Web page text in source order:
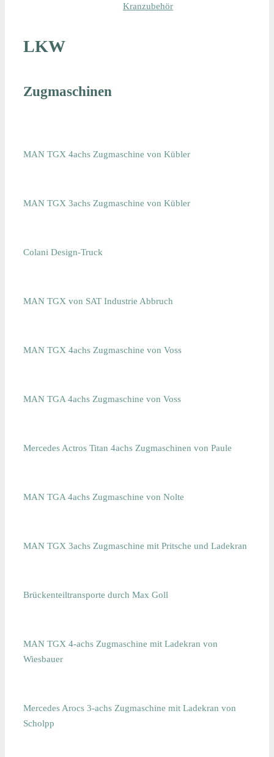
Kranzubehör
LKW
Zugmaschinen
MAN TGX 4achs Zugmaschine von Kübler
MAN TGX 3achs Zugmaschine von Kübler
Colani Design-Truck
MAN TGX von SAT Industrie Abbruch
MAN TGX 4achs Zugmaschine von Voss
MAN TGA 4achs Zugmaschine von Voss
Mercedes Actros Titan 4achs Zugmaschinen von Paule
MAN TGA 4achs Zugmaschine von Nolte
MAN TGX 3achs Zugmaschine mit Pritsche und Ladekran
Brückenteiltransporte durch Max Goll
MAN TGX 4-achs Zugmaschine mit Ladekran von
Wiesbauer
Mercedes Arocs 3-achs Zugmaschine mit Ladekran von
Scholpp